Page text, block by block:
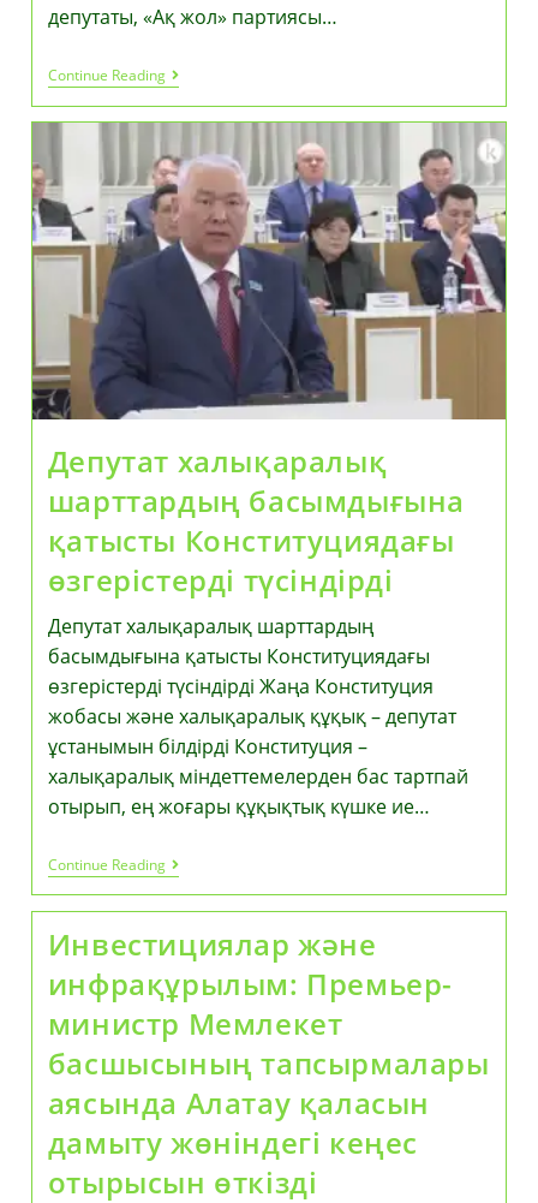
депутаты, «Ақ жол» партиясы…
Continue ReadingКонституциялық
Реформа
Билік
Теңгерімді
Күшейтеді
–
Перуашев
Депутат халықаралық
шарттардың басымдығына
қатысты Конституциядағы
өзгерістерді түсіндірді
Депутат халықаралық шарттардың
басымдығына қатысты Конституциядағы
өзгерістерді түсіндірді Жаңа Конституция
жобасы және халықаралық құқық – депутат
ұстанымын білдірді Конституция –
халықаралық міндеттемелерден бас тартпай
отырып, ең жоғары құқықтық күшке ие…
Continue ReadingДепутат
Халықаралық
Шарттардың
Қатысты
Конституциядағы
Өзгерістерді
Түсіндірді
Инвестициялар және
инфрақұрылым: Премьер-
министр Мемлекет
басшысының тапсырмалары
аясында Алатау қаласын
дамыту жөніндегі кеңес
отырысын өткізді